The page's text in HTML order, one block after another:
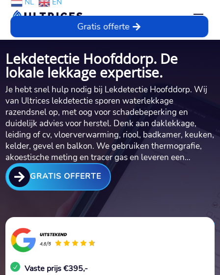
NL EN
Gratis offerte
Lekdetectie Hoofddorp. De
lokale lekkage expertise.
Je hebt snel hulp nodig bij Lekdetectie Hoofddorp.​ Wij
van Ultrices lekdetectie sporen waterlekkage
razendsnel op, met oog voor schadebeperking en
duidelijk advies voor herstel.​ Denk aan daklekkage,
leiding of cv, vloerverwarming, riool, badkamer, keuken,
kelder, gevel en balkon.​ We gebruiken thermografie,
akoestische meting en tracer gas en leveren een…
 GRATIS OFFERTE
Vaste prijs €395,-